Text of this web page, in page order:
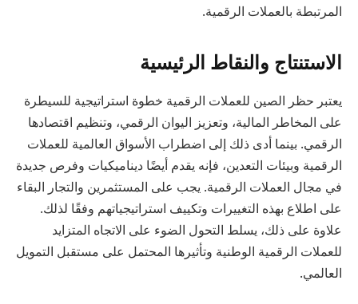
المرتبطة بالعملات الرقمية.
الاستنتاج والنقاط الرئيسية
يعتبر حظر الصين للعملات الرقمية خطوة استراتيجية للسيطرة
على المخاطر المالية، وتعزيز اليوان الرقمي، وتنظيم اقتصادها
الرقمي. بينما أدى ذلك إلى اضطراب الأسواق العالمية للعملات
الرقمية وبيئات التعدين، فإنه يقدم أيضًا ديناميكيات وفرص جديدة
في مجال العملات الرقمية. يجب على المستثمرين والتجار البقاء
على اطلاع بهذه التغييرات وتكييف استراتيجياتهم وفقًا لذلك.
علاوة على ذلك، يسلط التحول الضوء على الاتجاه المتزايد
للعملات الرقمية الوطنية وتأثيرها المحتمل على مستقبل التمويل
العالمي.